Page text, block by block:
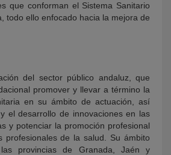
que conforman el Sistema Sanitario
todo ello enfocado hacia la mejora de
del sector público andaluz, que
promover y llevar a término la
en su ámbito de actuación, así
el desarrollo de innovaciones en las
y potenciar la promoción profesional
profesionales de la salud. Su ámbito
provincias de Granada, Jaén y